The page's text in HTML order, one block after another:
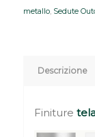
metallo, Sedute
Descrizione
Finiture